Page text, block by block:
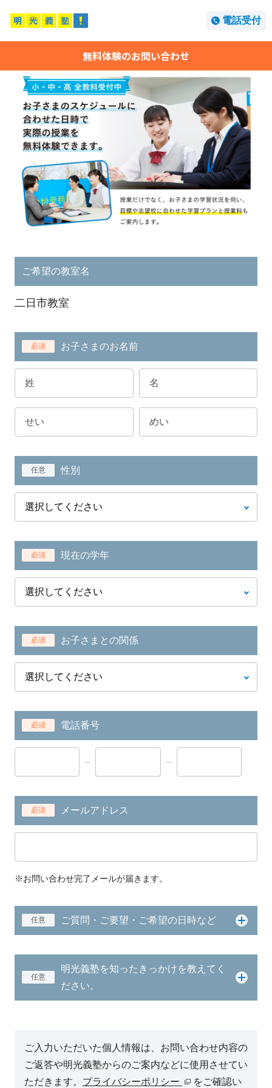
電話受付
無料体験のお問い合わせ
ご希望の教室名
二日市教室
必須 お子さまのお名前
任意 性別
必須 現在の学年
必須 お子さまとの関係
必須 電話番号
必須 メールアドレス
※お問い合わせ完了メールが届きます。
任意 ご質問・ご要望・ご希望の日時など
任意
明光義塾を知ったきっかけを教えてく
ださい。
ご入力いただいた個人情報は、お問い合わせ内容の
ご返答や明光義塾からのご案内などに使用させてい
ただきます。 プライバシーポリシー をご確認い